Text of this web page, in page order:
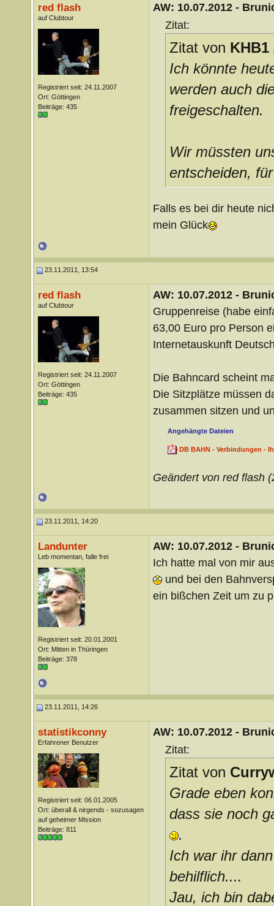
red flash
auf Clubtour
Registriert seit: 24.11.2007
Ort: Göttingen
Beiträge: 435
AW: 10.07.2012 -
Zitat:
Zitat von KHB1
Ich könnte
werden auch
freigeschalten.
Wir müssten
entscheiden,
Falls es bei dir heute
mein Glück
23.11.2011, 13:54
red flash
auf Clubtour
Registriert seit: 24.11.2007
Ort: Göttingen
Beiträge: 435
AW: 10.07.2012 -
Gruppenreise (habe
63,00 Euro pro Person
Internetauskunft
Die Bahncard scheint
Die Sitzplätze müssen
zusammen sitzen und
Angehängte Dateien
DB BAHN - Verbindungen -
Geändert von red flash
23.11.2011, 14:20
Landunter
Leb momentan, falle frei
Registriert seit: 20.01.2001
Ort: Mitten in Thüringen
Beiträge: 378
AW: 10.07.2012 -
Ich hatte mal von mir
und bei den
ein bißchen Zeit um zu
23.11.2011, 14:26
statistikconny
Erfahrener Benutzer
Registriert seit: 06.01.2005
Ort: überall & nirgends - sozusagen
auf geheimer Mission
Beiträge: 811
AW: 10.07.2012 -
Zitat:
Zitat von
Grade eben
dass sie noch
.
Ich war ihr
behilflich....
Jau, ich bin